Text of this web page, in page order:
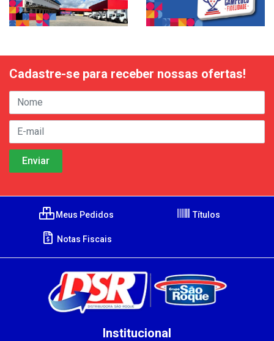
Cadastre-se para receber nossas ofertas!
Meus Pedidos Títulos
Notas Fiscais
Institucional